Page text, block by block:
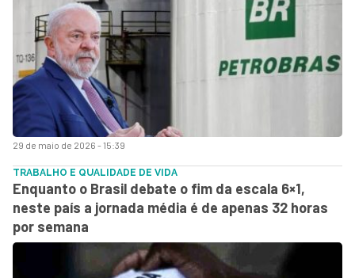
29 de maio de 2026 - 15:39
TRABALHO E QUALIDADE DE VIDA
Enquanto o Brasil debate o fim da escala 6×1,
neste país a jornada média é de apenas 32 horas
por semana